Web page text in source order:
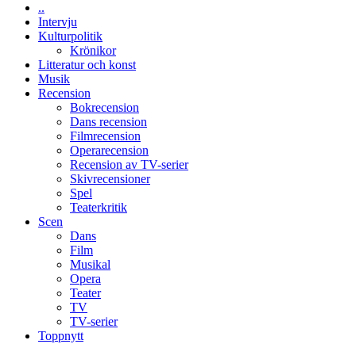
..
Intervju
Kulturpolitik
Krönikor
Litteratur och konst
Musik
Recension
Bokrecension
Dans recension
Filmrecension
Operarecension
Recension av TV-serier
Skivrecensioner
Spel
Teaterkritik
Scen
Dans
Film
Musikal
Opera
Teater
TV
TV-serier
Toppnytt